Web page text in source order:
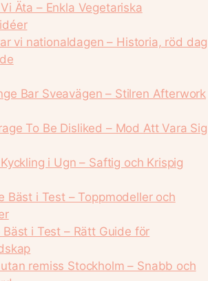
Äta – Enkla Vegetariska
vi nationaldagen – Historia, röd dag
Bar Sveavägen – Stilren Afterwork
To Be Disliked – Mod Att Vara Sig
i Ugn – Saftig och Krispig
Bäst i Test – Toppmodeller och
Bäst i Test – Rätt Guide för
remiss Stockholm – Snabb och